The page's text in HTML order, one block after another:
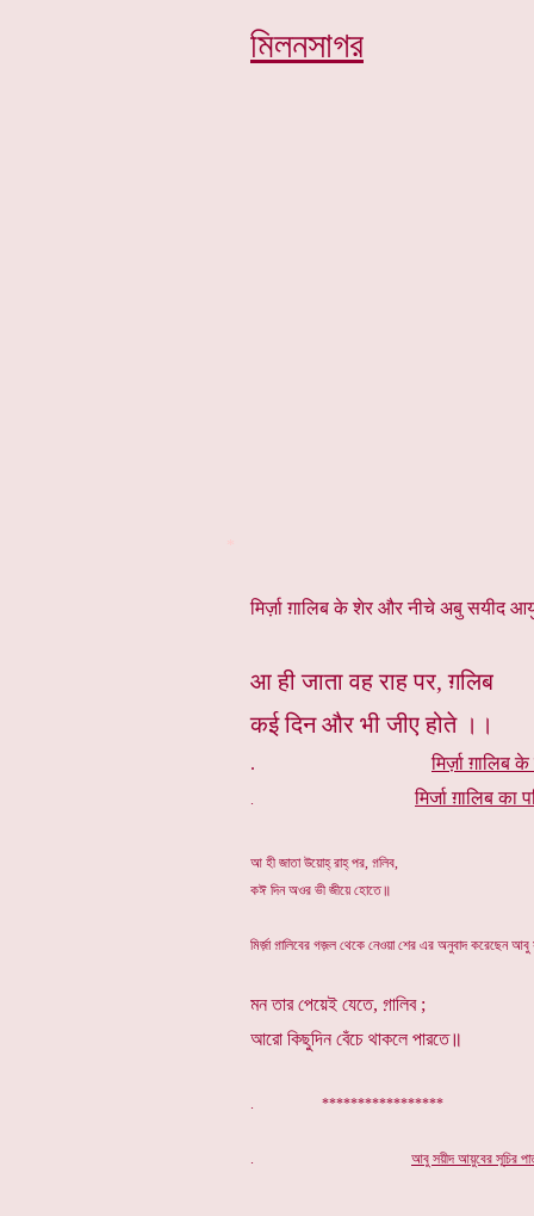
মিলনসাগর
मिर्ज़ा ग़ालिब के शेर और नीचे अबु सयीद
आ ही जाता वह राह पर, ग़लिब
कई दिन और भी जीए होते ।।
.मिर्ज़ा ग़ालिब
. मिर्जा ग़ालिब का
আ হী জাতা উয়োহ্ রাহ্ পর, গ়লিব,
কঈ দিন অওর ভী জীয়ে হোতে॥
মির্জ়া গ়ালিবের গজ়ল থেকে নেওয়া শের এর অনুবাদ করেছেন
মন তার পেয়েই যেতে, গ়ালিব ;
আরো কিছুদিন বেঁচে থাকলে পারতে॥
. *****************
. আবু সয়ীদ আয়ুবের সূচির